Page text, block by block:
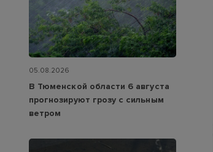
05.08.2026
В Тюменской области 6 августа
прогнозируют грозу с сильным
ветром